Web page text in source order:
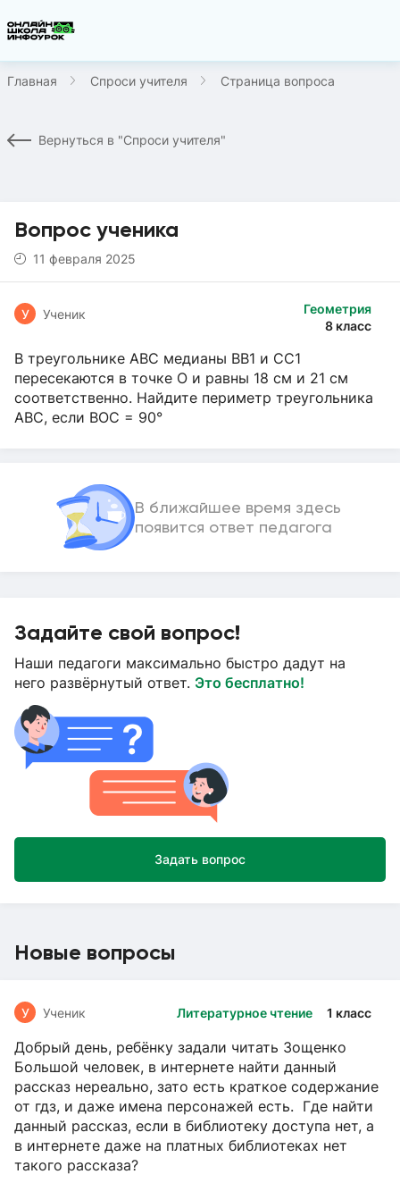
Главная Спроси учителя Страница вопроса
Вернуться в "Спроси учителя"
Вопрос ученика
11 февраля 2025
Геометрия
8 класс
У Ученик
В треугольнике АВС медианы ВВ1 и СС1
пересекаются в точке О и равны 18 см и 21 см
соответственно. Найдите периметр треугольника
АВС, если BOC = 90°
В ближайшее время здесь
появится ответ педагога
Задайте свой вопрос!
Наши педагоги максимально быстро дадут на
него развёрнутый ответ. Это бесплатно!
Задать вопрос
Новые вопросы
Литературное чтение 1 класс
У Ученик
Добрый день, ребёнку задали читать Зощенко
Большой человек, в интернете найти данный
рассказ нереально, зато есть краткое содержание
от гдз, и даже имена персонажей есть. Где найти
данный рассказ, если в библиотеку доступа нет, а
в интернете даже на платных библиотеках нет
такого рассказа?